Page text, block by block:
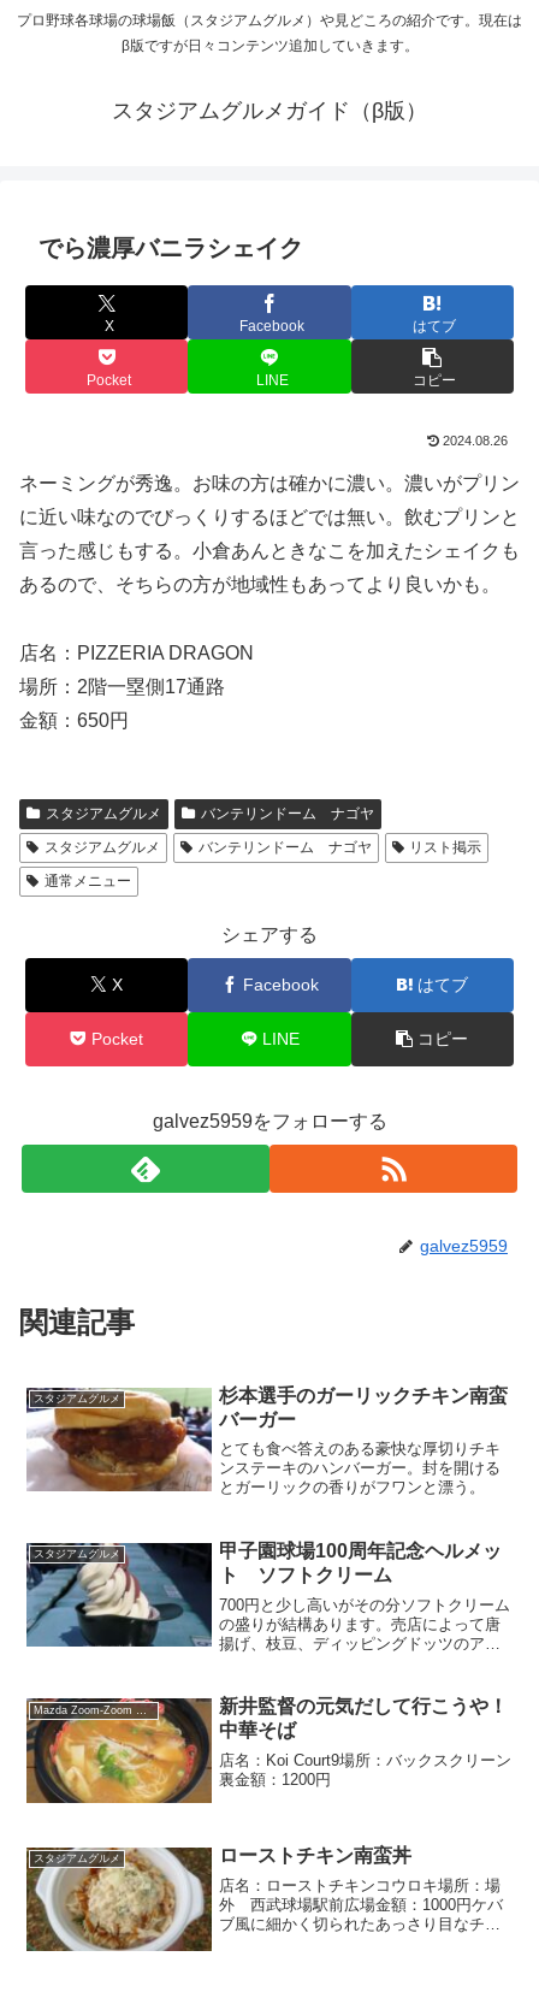
プロ野球各球場の球場飯（スタジアムグルメ）や見どころの紹介です。現在は
β版ですが日々コンテンツ追加していきます。
スタジアムグルメガイド（β版）
でら濃厚バニラシェイク
X Facebook はてブ
Pocket LINE コピー
2024.08.26
ネーミングが秀逸。お味の方は確かに濃い。濃いがプリン
に近い味なのでびっくりするほどでは無い。飲むプリンと
言った感じもする。小倉あんときなこを加えたシェイクも
あるので、そちらの方が地域性もあってより良いかも。
店名：PIZZERIA DRAGON
場所：2階一塁側17通路
金額：650円
スタジアムグルメ
バンテリンドーム ナゴヤ
スタジアムグルメ
バンテリンドーム ナゴヤ
リスト掲示
通常メニュー
シェアする
X Facebook はてブ
Pocket LINE コピー
galvez5959をフォローする
galvez5959
関連記事
スタジアムグルメ
杉本選手のガーリックチキン南蛮
バーガー
とても食べ答えのある豪快な厚切りチキ
ンステーキのハンバーガー。封を開ける
とガーリックの香りがフワンと漂う。
スタジアムグルメ
甲子園球場100周年記念ヘルメッ
ト ソフトクリーム
700円と少し高いがその分ソフトクリーム
の盛りが結構あります。売店によって唐
揚げ、枝豆、ディッピングドッツのアイ
新井監督の元気だして行こうや！
中華そば
店名：Koi Court9場所：バックスクリーン
裏金額：1200円
スタジアムグルメ ローストチキン南蛮丼
店名：ローストチキンコウロキ場所：場
外 西武球場駅前広場金額：1000円ケバ
ブ風に細かく切られたあっさり目なチキ